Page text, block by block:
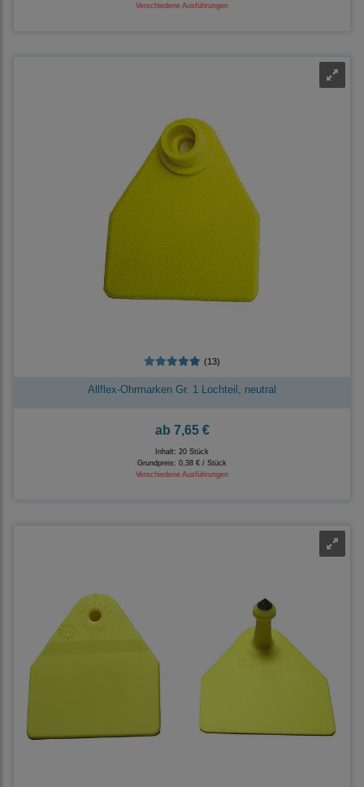
Verschiedene Ausführungen
(13)
Allflex-Ohrmarken Gr. 1 Lochteil, neutral
ab 7,65 €
Inhalt: 20 Stück
Grundpreis: 0,38 € / Stück
Verschiedene Ausführungen